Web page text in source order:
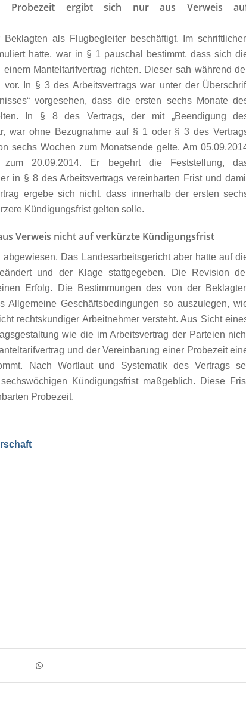
Probezeit ergibt sich nur aus Verweis
als Flugbegleiter beschäftigt. Im
hatte, war in § 1 pauschal bestimmt, dass sich
Manteltarifvertrag richten. Dieser sah während
vor. In § 3 des Arbeitsvertrags war unter der
vorgesehen, dass die ersten sechs Monate
In § 8 des Vertrags, der mit „Beendigung
war ohne Bezugnahme auf § 1 oder § 3 des
sechs Wochen zum Monatsende gelte. Am
20.09.2014. Er begehrt die Feststellung,
in § 8 des Arbeitsvertrags vereinbarten Frist und
ergebe sich nicht, dass innerhalb der ersten
Kündigungsfrist gelten solle.
Verweis nicht auf verkürzte Kündigungsfrist
Das Landesarbeitsgericht aber hatte auf
und der Klage stattgegeben. Die Revision
Erfolg. Die Bestimmungen des von der
Allgemeine Geschäftsbedingungen so auszulegen,
rechtskundiger Arbeitnehmer versteht. Aus Sicht
wie die im Arbeitsvertrag der Parteien
und der Vereinbarung einer Probezeit
Nach Wortlaut und Systematik des Vertrags
Kündigungsfrist maßgeblich. Diese
Probezeit.